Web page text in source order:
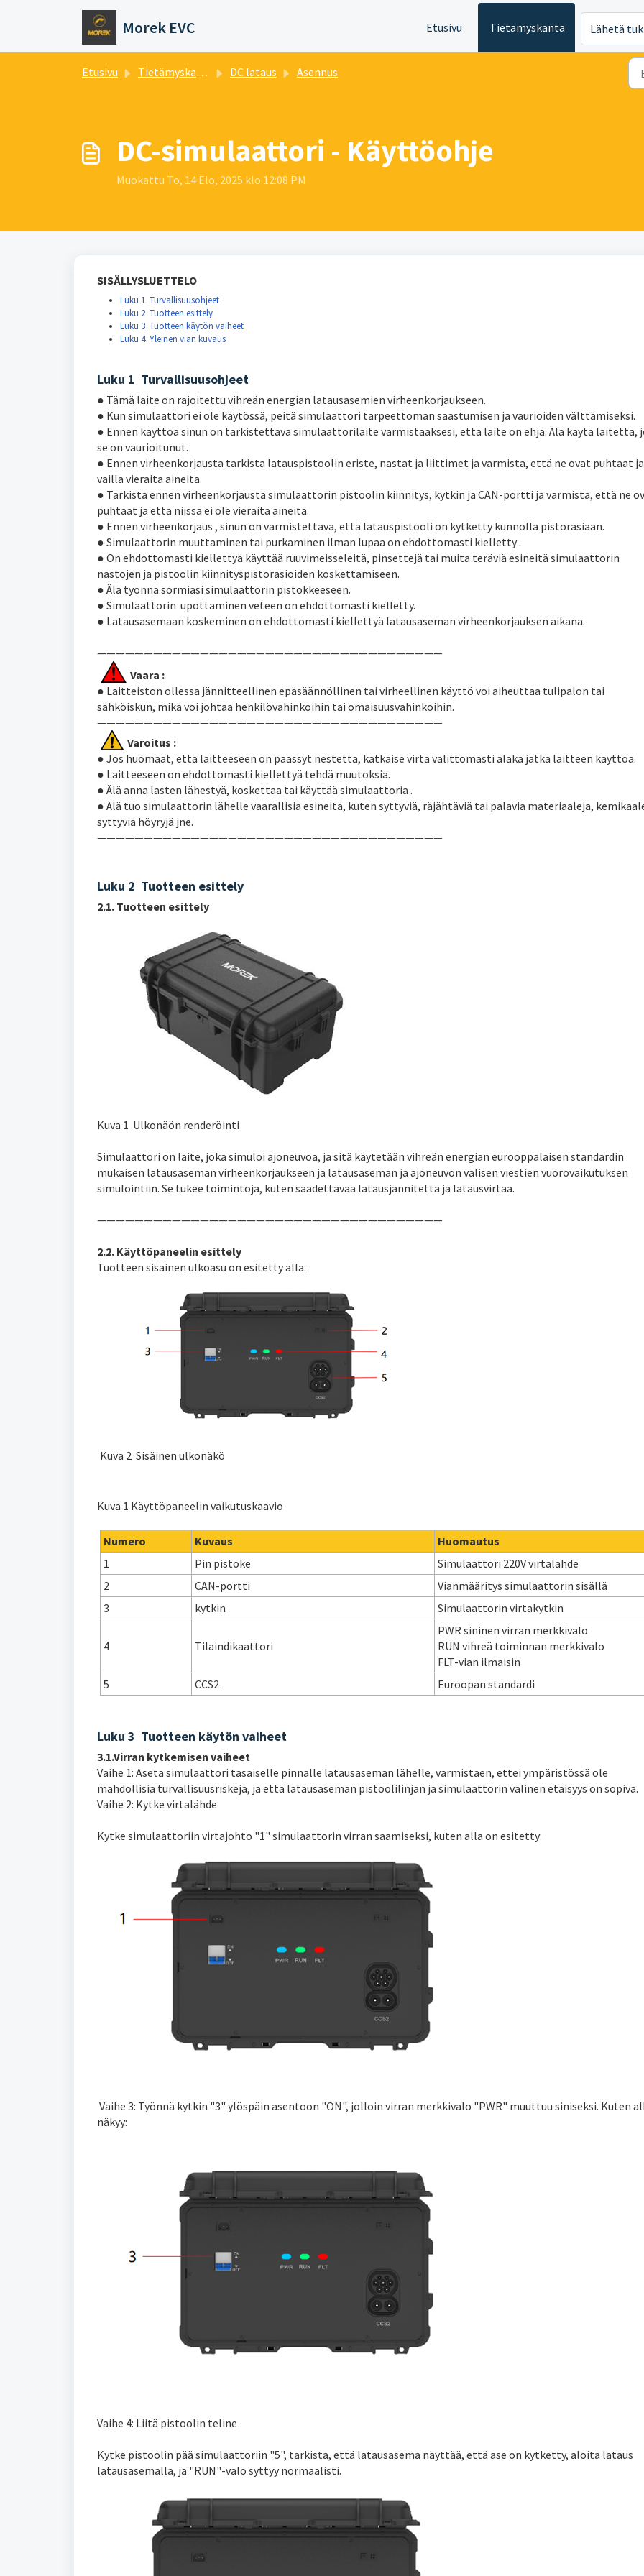
Siirry pääsisältöön
Morek EVC Etusivu Tietämyskanta Lähetä
Etusivu Tietämyskanta DC lataus Asennus
DC-simulaattori - Käyttöohje
Muokattu To, 14 Elo, 2025 klo 12:08 PM
SISÄLLYSLUETTELO
Luku 1 Turvallisuusohjeet
Luku 2 Tuotteen esittely
Luku 3 Tuotteen käytön vaiheet
Luku 4 Yleinen vian kuvaus
Luku 1 Turvallisuusohjeet
● Tämä laite on rajoitettu vihreän energian latausasemien virheenkorjaukseen.
● Kun simulaattori ei ole käytössä, peitä simulaattori tarpeettoman saastumisen ja vaurioiden välttämiseksi.
● Ennen käyttöä sinun on tarkistettava simulaattorilaite varmistaaksesi, että laite on ehjä. Älä käytä laitetta,
se on vaurioitunut.
● Ennen virheenkorjausta tarkista latauspistoolin eriste, nastat ja liittimet ja varmista, että ne ovat puhtaat ja
vailla vieraita aineita.
● Tarkista ennen virheenkorjausta simulaattorin pistoolin kiinnitys, kytkin ja CAN-portti ja varmista, että ne
puhtaat ja että niissä ei ole vieraita aineita.
● Ennen virheenkorjaus , sinun on varmistettava, että latauspistooli on kytketty kunnolla pistorasiaan.
● Simulaattorin muuttaminen tai purkaminen ilman lupaa on ehdottomasti kielletty .
● On ehdottomasti kiellettyä käyttää ruuvimeisseleitä, pinsettejä tai muita teräviä esineitä simulaattorin
nastojen ja pistoolin kiinnityspistorasioiden koskettamiseen.
● Älä työnnä sormiasi simulaattorin pistokkeeseen.
● Simulaattorin upottaminen veteen on ehdottomasti kielletty.
● Latausasemaan koskeminen on ehdottomasti kiellettyä latausaseman virheenkorjauksen aikana.
—————————————————————————————————————
Vaara :
● Laitteiston ollessa jännitteellinen epäsäännöllinen tai virheellinen käyttö voi aiheuttaa tulipalon tai
sähköiskun, mikä voi johtaa henkilövahinkoihin tai omaisuusvahinkoihin.
—————————————————————————————————————
Varoitus :
● Jos huomaat, että laitteeseen on päässyt nestettä, katkaise virta välittömästi äläkä jatka laitteen käyttöä.
● Laitteeseen on ehdottomasti kiellettyä tehdä muutoksia.
● Älä anna lasten lähestyä, koskettaa tai käyttää simulaattoria .
● Älä tuo simulaattorin lähelle vaarallisia esineitä, kuten syttyviä, räjähtäviä tai palavia materiaaleja,
syttyviä höyryjä jne.
—————————————————————————————————————
Luku 2 Tuotteen esittely
2.1. Tuotteen esittely
Kuva 1 Ulkonäön renderöinti
Simulaattori on laite, joka simuloi ajoneuvoa, ja sitä käytetään vihreän energian eurooppalaisen standardin
mukaisen latausaseman virheenkorjaukseen ja latausaseman ja ajoneuvon välisen viestien vuorovaikutuksen
simulointiin. Se tukee toimintoja, kuten säädettävää latausjännitettä ja latausvirtaa.
—————————————————————————————————————
2.2. Käyttöpaneelin esittely
Tuotteen sisäinen ulkoasu on esitetty alla.
Kuva 2 Sisäinen ulkonäkö
Kuva 1 Käyttöpaneelin vaikutuskaavio
Numero Kuvaus
Huomautus
1
Pin pistoke
Simulaattori 220V virtalähde
2
CAN-portti
Vianmääritys simulaattorin sisällä
3
kytkin Simulaattorin virtakytkin
4 Tilaindikaattori
PWR sininen virran merkkivalo
RUN vihreä toiminnan merkkivalo
FLT-vian ilmaisin
5
CCS2 Euroopan standardi
Luku 3 Tuotteen käytön vaiheet
3.1.Virran kytkemisen vaiheet
Vaihe 1: Aseta simulaattori tasaiselle pinnalle latausaseman lähelle, varmistaen, ettei ympäristössä ole
mahdollisia turvallisuusriskejä, ja että latausaseman pistoolilinjan ja simulaattorin välinen etäisyys on sopiva.
Vaihe 2: Kytke virtalähde
Kytke simulaattoriin virtajohto "1" simulaattorin virran saamiseksi, kuten alla on esitetty:
Vaihe 3: Työnnä kytkin "3" ylöspäin asentoon "ON", jolloin virran merkkivalo "PWR" muuttuu siniseksi. Kuten
näkyy:
Vaihe 4: Liitä pistoolin teline
Kytke pistoolin pää simulaattoriin "5", tarkista, että latausasema näyttää, että ase on kytketty, aloita lataus
latausasemalla, ja "RUN"-valo syttyy normaalisti.